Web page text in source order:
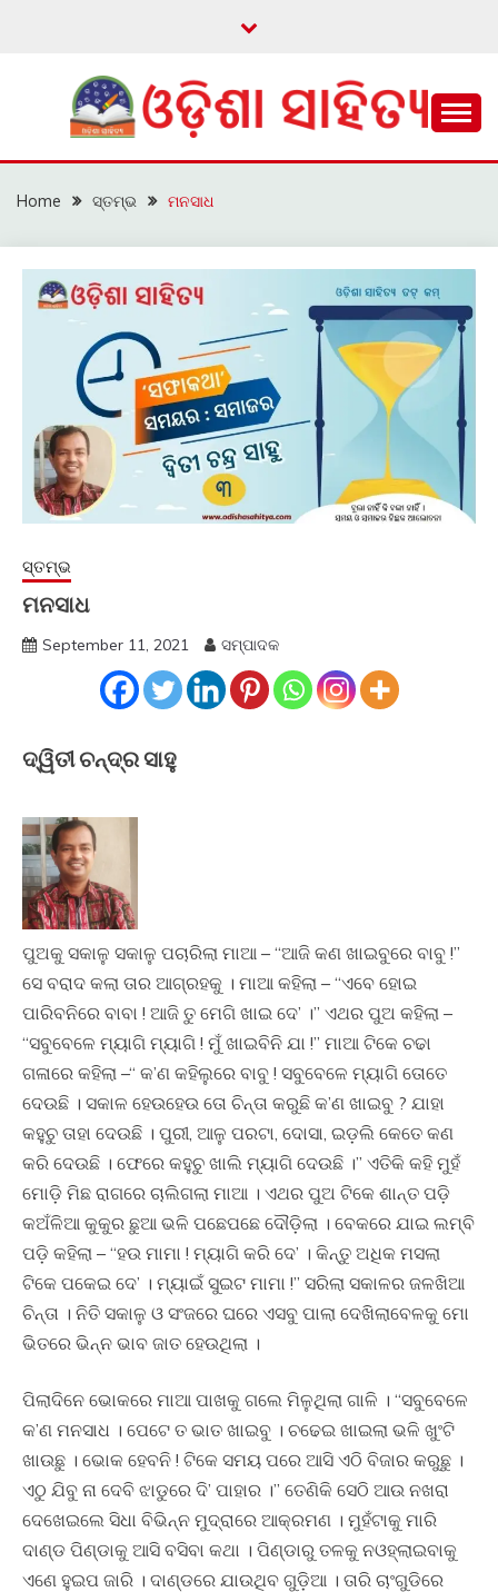
ଓଡ଼ିଶା ସାହିତ୍ୟ
Home ସ୍ତମ୍ଭ ମନସାଧ
ସ୍ତମ୍ଭ
ମନସାଧ
September 11, 2021 ସମ୍ପାଦକ
ଦ୍ୱିତୀ ଚନ୍ଦ୍ର ସାହୁ
ପୁଅକୁ ସକାଳୁ ସକାଳୁ ପଚାରିଲା ମାଆ – “ଆଜି କଣ ଖାଇବୁରେ ବାବୁ !”
ସେ ବରାଦ କଲା ତାର ଆଗ୍ରହକୁ । ମାଆ କହିଲା – “ଏବେ ହୋଇ
ପାରିବନିରେ ବାବା ! ଆଜି ତୁ ମେଗି ଖାଇ ଦେ’ ।” ଏଥର ପୁଅ କହିଲା –
“ସବୁବେଳେ ମ୍ୟାଗି ମ୍ୟାଗି ! ମୁଁ ଖାଇବିନି ଯା !” ମାଆ ଟିକେ ଚଢା
ଗଳାରେ କହିଲା –“ କ’ଣ କହିଲୁରେ ବାବୁ ! ସବୁବେଳେ ମ୍ୟାଗି ତୋତେ
ଦେଉଛି । ସକାଳ ହେଉହେଉ ତୋ ଚିନ୍ତା କରୁଛି କ’ଣ ଖାଇବୁ ? ଯାହା
କହୁଚୁ ତାହା ଦେଉଛି । ପୁରୀ, ଆଳୁ ପରଟା, ଦୋସା, ଇଡ଼ଲି କେତେ କଣ
କରି ଦେଉଛି । ଫେରେ କହୁଚୁ ଖାଲି ମ୍ୟାଗି ଦେଉଛି ।” ଏତିକି କହି ମୁହଁ
ମୋଡ଼ି ମିଛ ରାଗରେ ଚାଲିଗଲା ମାଆ । ଏଥର ପୁଅ ଟିକେ ଶାନ୍ତ ପଡ଼ି
କଅଁଳିଆ କୁକୁର ଛୁଆ ଭଳି ପଛେପଛେ ଦୌଡ଼ିଲା । ବେକରେ ଯାଇ ଲମ୍ବି
ପଡ଼ି କହିଲା – “ହଉ ମାମା ! ମ୍ୟାଗି କରି ଦେ’ । କିନ୍ତୁ ଅଧିକ ମସଲା
ଟିକେ ପକେଇ ଦେ’ । ମ୍ୟାଇଁ ସୁଇଟ ମାମା !” ସରିଲା ସକାଳର ଜଳଖିଆ
ଚିନ୍ତା । ନିତି ସକାଳୁ ଓ ସଂଜରେ ଘରେ ଏସବୁ ପାଲା ଦେଖିଲାବେଳକୁ ମୋ
ଭିତରେ ଭିନ୍ନ ଭାବ ଜାତ ହେଉଥିଲା ।
ପିଲାଦିନେ ଭୋକରେ ମାଆ ପାଖକୁ ଗଲେ ମିଳୁଥିଲା ଗାଳି । “ସବୁବେଳେ
କ’ଣ ମନସାଧ । ପେଟେ ତ ଭାତ ଖାଇବୁ । ଚଢେଇ ଖାଇଲା ଭଳି ଖୁଂଟି
ଖାଉଛୁ । ଭୋକ ହେବନି ! ଟିକେ ସମୟ ପରେ ଆସି ଏଠି ବିଜାର କରୁଛୁ ।
ଏଠୁ ଯିବୁ ନା ଦେବି ଝାଡୁରେ ଦି’ ପାହାର ।” ତେଣିକି ସେଠି ଆଉ ନଖରା
ଦେଖେଇଲେ ସିଧା ବିଭିନ୍ନ ମୁଦ୍ରାରେ ଆକ୍ରମଣ । ମୁହଁଟାକୁ ମାରି
ଦାଣ୍ଡ ପିଣ୍ଡାକୁ ଆସି ବସିବା କଥା । ପିଣ୍ଡାରୁ ତଳକୁ ନଓହ୍ଲାଇବାକୁ
ଏଣେ ହୁଇପ ଜାରି । ଦାଣ୍ଡରେ ଯାଉଥିବ ଗୁଡ଼ିଆ । ତାରି ଚାଂଗୁଡିରେ